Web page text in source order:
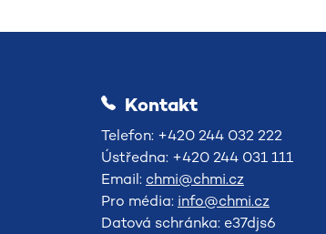
Kontakt
Telefon: +420 244 032 222
Ústředna: +420 244 031 111
Email: chmi@chmi.cz
Pro média: info@chmi.cz
Datová schránka: e37djs6